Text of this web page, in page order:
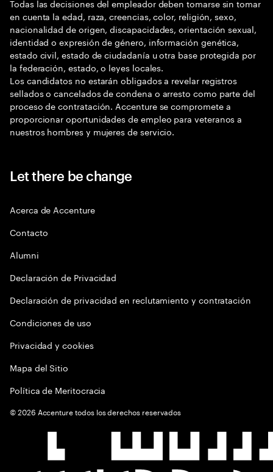
Todas las decisiones del empleador deben tomarse sin tomar
en cuenta la edad, raza, creencias, color, religión, sexo,
nacionalidad de origen, discapacidades, orientación sexual,
identidad o expresión de género, información genética,
estado civil, estado de ciudadanía u otra base protegida por
la federación, estado, o leyes locales.
Los candidatos no estarán obligados a revelar registros
sellados o cancelados de condena o arresto como parte del
proceso de contratación. Accenture se compromete a
proporcionar oportunidades de empleo para veteranos a
nuestros hombres y mujeres de servicio.
Let there be change
Acerca de Accenture
Contacto
Alumni
Declaración de Privacidad
Declaración de privacidad en reclutamiento y contratación
Condiciones de uso
Privacidad y cookies
Mapa del Sitio
Política de Meritocracia
©2026 Accenture todos los derechos reservados